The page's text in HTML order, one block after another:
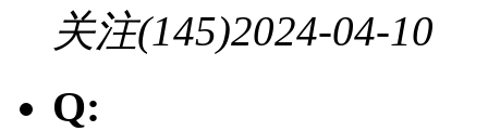
关注(145)2024-04-10
Q: